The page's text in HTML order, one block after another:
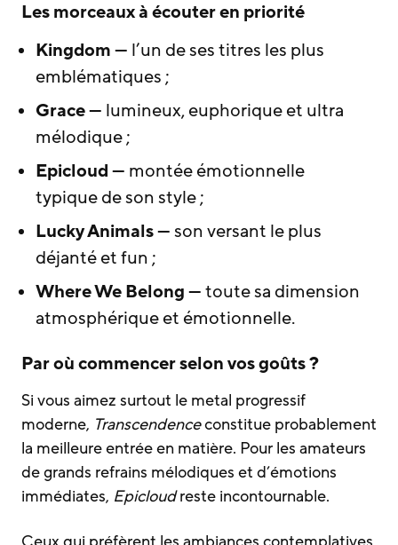
Les morceaux à écouter en priorité
Kingdom— l’un de ses titres les plus
emblématiques ;
Grace— lumineux, euphorique et ultra
mélodique ;
Epicloud— montée émotionnelle
typique de son style ;
Lucky Animals— son versant le plus
déjanté et fun ;
Where We Belong— toute sa dimension
atmosphérique et émotionnelle.
Par où commencer selon vos goûts ?
Si vous aimez surtout le metal progressif
moderne, Transcendenceconstitue probablement
la meilleure entrée en matière. Pour les amateurs
de grands refrains mélodiques et d’émotions
immédiates, Epicloudreste incontournable.